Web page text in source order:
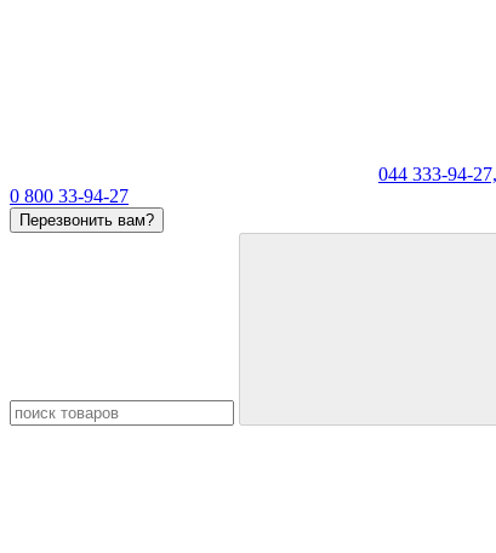
044 333-94-27,
0 800 33-94-27
Перезвонить вам?